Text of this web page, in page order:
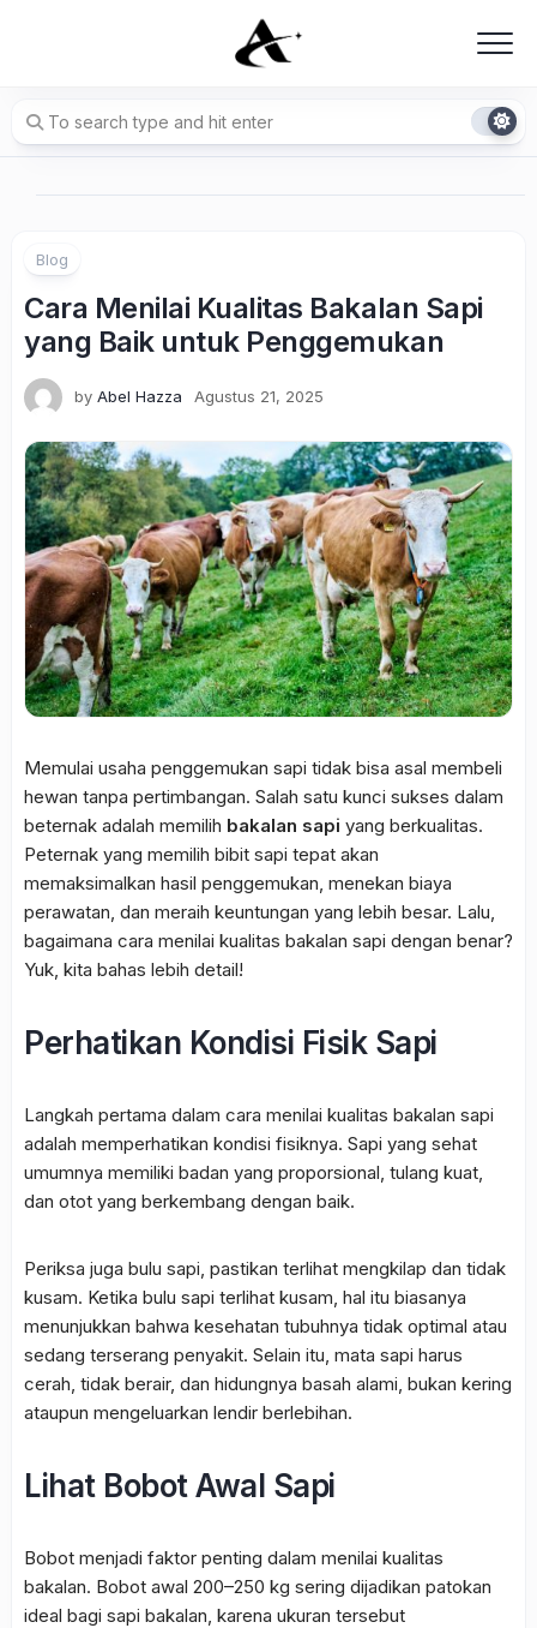
Blog
Cara Menilai Kualitas Bakalan Sapi
yang Baik untuk Penggemukan
by Abel Hazza Agustus 21, 2025
Memulai usaha penggemukan sapi tidak bisa asal membeli
hewan tanpa pertimbangan. Salah satu kunci sukses dalam
beternak adalah memilih bakalan sapi yang berkualitas.
Peternak yang memilih bibit sapi tepat akan
memaksimalkan hasil penggemukan, menekan biaya
perawatan, dan meraih keuntungan yang lebih besar. Lalu,
bagaimana cara menilai kualitas bakalan sapi dengan benar?
Yuk, kita bahas lebih detail!
Perhatikan Kondisi Fisik Sapi
Langkah pertama dalam cara menilai kualitas bakalan sapi
adalah memperhatikan kondisi fisiknya. Sapi yang sehat
umumnya memiliki badan yang proporsional, tulang kuat,
dan otot yang berkembang dengan baik.
Periksa juga bulu sapi, pastikan terlihat mengkilap dan tidak
kusam. Ketika bulu sapi terlihat kusam, hal itu biasanya
menunjukkan bahwa kesehatan tubuhnya tidak optimal atau
sedang terserang penyakit. Selain itu, mata sapi harus
cerah, tidak berair, dan hidungnya basah alami, bukan kering
ataupun mengeluarkan lendir berlebihan.
Lihat Bobot Awal Sapi
Bobot menjadi faktor penting dalam menilai kualitas
bakalan. Bobot awal 200–250 kg sering dijadikan patokan
ideal bagi sapi bakalan, karena ukuran tersebut